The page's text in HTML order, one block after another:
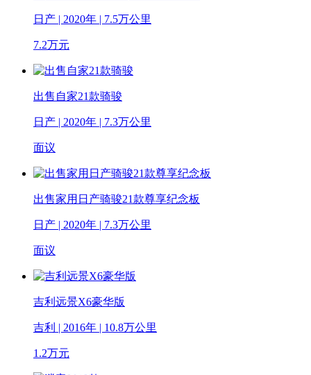
日产 | 2020年 | 7.5万公里
7.2万元
出售自家21款骑骏
日产 | 2020年 | 7.3万公里
面议
出售家用日产骑骏21款尊享纪念板
日产 | 2020年 | 7.3万公里
面议
吉利远景X6豪华版
吉利 | 2016年 | 10.8万公里
1.2万元